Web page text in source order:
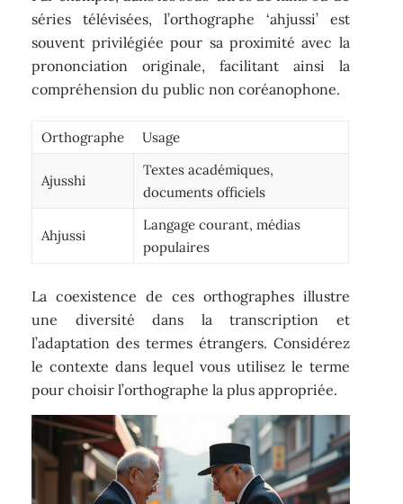
séries télévisées, l’orthographe ‘ahjussi’ est
souvent privilégiée pour sa proximité avec la
prononciation originale, facilitant ainsi la
compréhension du public non coréanophone.
Orthographe Usage
Ajusshi
Textes académiques,
documents officiels
Ahjussi
Langage courant, médias
populaires
La coexistence de ces orthographes illustre
une diversité dans la transcription et
l’adaptation des termes étrangers. Considérez
le contexte dans lequel vous utilisez le terme
pour choisir l’orthographe la plus appropriée.